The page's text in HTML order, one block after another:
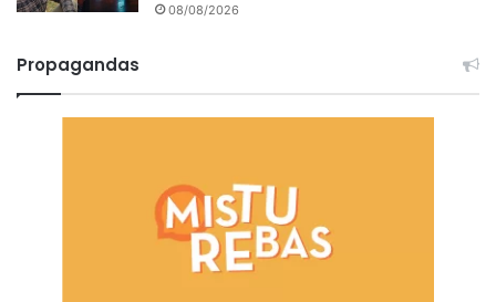
08/08/2026
Propagandas